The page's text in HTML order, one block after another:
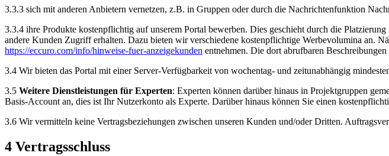
3.3.3 sich mit anderen Anbietern vernetzen, z.B. in Gruppen oder durch die Nachrichtenfunktion
3.3.4 ihre Produkte kostenpflichtig auf unserem Portal bewerben. Dies geschieht durch die
andere Kunden Zugriff erhalten. Dazu bieten wir verschiedene kostenpflichtige Werbevolumina an.
https://eccuro.com/info/hinweise-fuer-anzeigekunden entnehmen. Die dort abrufbaren
3.4 Wir bieten das Portal mit einer Server-Verfügbarkeit von wochentag- und zeitunabhängig
3.5 Weitere Dienstleistungen für Experten: Experten können darüber hinaus in Projektgruppen
Basis-Account an, dies ist Ihr Nutzerkonto als Experte. Darüber hinaus können Sie einen
3.6 Wir vermitteln keine Vertragsbeziehungen zwischen unseren Kunden und/oder Dritten.
4 Vertragsschluss